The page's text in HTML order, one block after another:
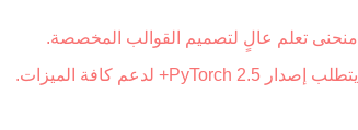
منحنى تعلم عالٍ لتصميم القوالب المخصصة.
يتطلب إصدار PyTorch 2.5+ لدعم كافة الميزات.